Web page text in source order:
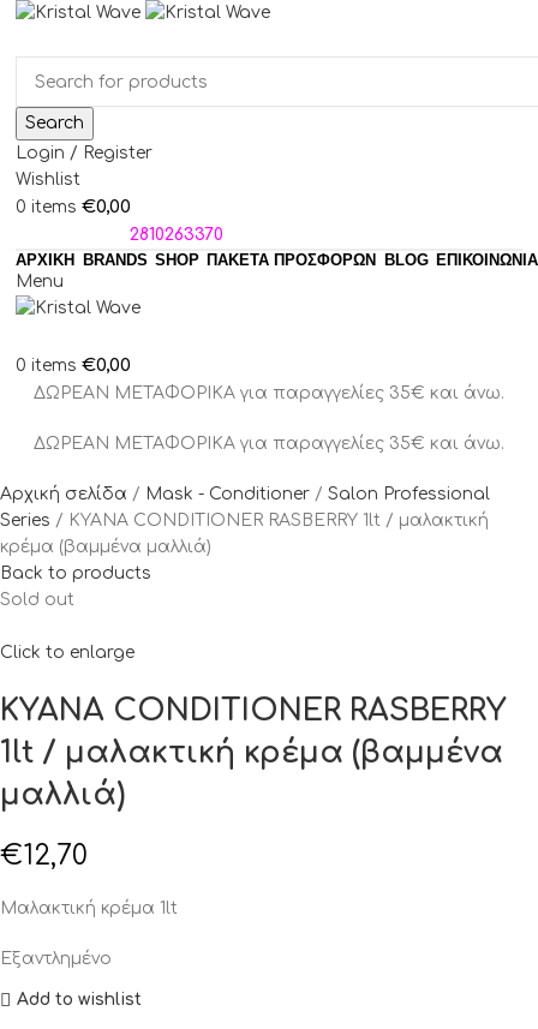
Search
Login / Register
Wishlist
0 items €0,00
2810263370
ΑΡΧΙΚΗ
BRANDS SHOP ΠΑΚΈΤΑ ΠΡΟΣΦΟΡΏΝ BLOG ΕΠΙΚΟΙΝΩΝΙΑ
Menu
0 items €0,00
ΔΩΡΕΑΝ ΜΕΤΑΦΟΡΙΚΑ για παραγγελίες 35€ και άνω.
ΔΩΡΕΑΝ ΜΕΤΑΦΟΡΙΚΑ για παραγγελίες 35€ και άνω.
Αρχική σελίδα Mask - Conditioner
Salon Professional
Series
KYANA CONDITIONER RASBERRY 1lt / μαλακτική
κρέμα (βαμμένα μαλλιά)
Back to products
Sold out
Click to enlarge
KYANA CONDITIONER RASBERRY
1lt / μαλακτική κρέμα (βαμμένα
μαλλιά)
€12,70
Μαλακτική κρέμα 1lt
Εξαντλημένο
Add to wishlist